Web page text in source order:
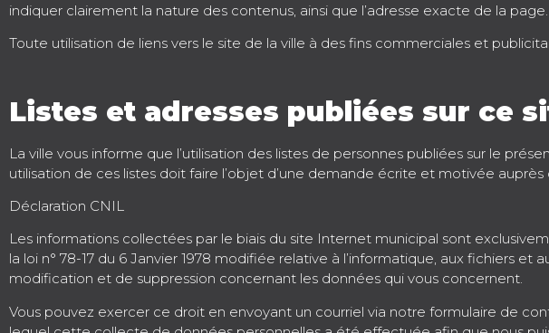
indiquer clairement la nature des contenus, ainsi que l’adresse exacte de la page.
Toute utilisation de liens vers le site de la ville à des fins commerciales et
Listes et adresses publiées sur ce
La ville vous informe que l’utilisation des listes de personnes publiées sur le
utilisation de ces listes doit faire l’objet d’une demande écrite et motivée
Déclaration CNIL
Les informations collectées par le biais du site Internet municipal sont
la loi n° 78-17 du 6 Janvier 1978 modifiée relative à l’informatique, aux fichiers et
modification et de suppression concernant les données qui vous concernent.
Vous pouvez exercer ce droit en envoyant un courriel via notre formulaire de